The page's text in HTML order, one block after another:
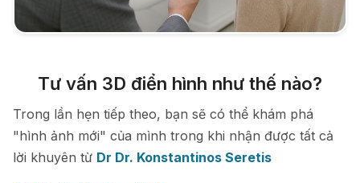
Tư vấn 3D điển hình như thế nào?
Trong lần hẹn tiếp theo, bạn sẽ có thể khám phá
"hình ảnh mới" của mình trong khi nhận được tất cả
lời khuyên từ Dr Dr. Konstantinos Seretis